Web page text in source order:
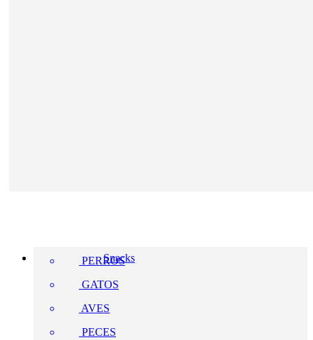
Snacks
PERROS
GATOS
AVES
PECES